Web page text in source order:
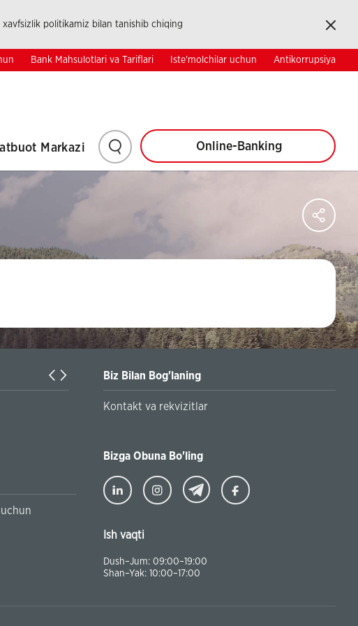
politikamiz bilan tanishib chiqing Kapat
Bank Mahsulotlari va Tariflari Iste'molchilar uchun Antikorrupsiya
Markazi
Izlash
uchun
Online-Banking
Shaxsiy Kabinet Korporativ
Turkiyaning Anadolu universitetida ta’lim oladigan
Biz Bilan Bog'laning
Kontakt va rekvizitlar
Bizga Obuna Bo'ling
Ish vaqti
Dush–Jum: 09:00–19:00
Shan–Yak: 10:00–17:00